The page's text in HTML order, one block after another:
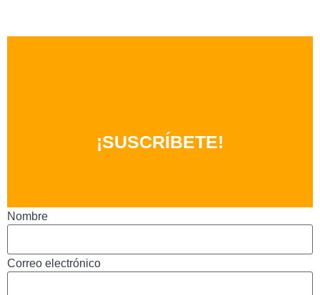
¡SUSCRÍBETE!
Nombre
Correo electrónico